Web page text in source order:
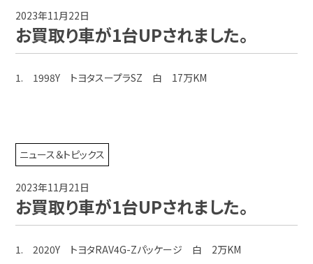
2023年11月22日
お買取り車が1台UPされました。
1. 1998Y トヨタスープラSZ 白 17万KM
ニュース＆トピックス
2023年11月21日
お買取り車が1台UPされました。
1. 2020Y トヨタRAV4G-Zパッケージ 白 2万KM